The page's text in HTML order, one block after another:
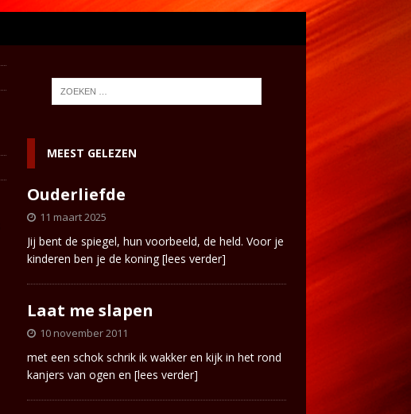
MEEST GELEZEN
Ouderliefde
11 maart 2025
Jij bent de spiegel, hun voorbeeld, de held. Voor je
kinderen ben je de koning[lees verder]
Laat me slapen
10 november 2011
met een schok schrik ik wakker en kijk in het rond
kanjers van ogen en [lees verder]